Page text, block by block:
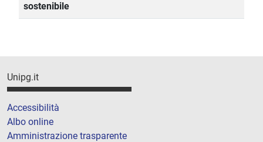
sostenibile
Unipg.it
Accessibilità
Albo online
Amministrazione trasparente